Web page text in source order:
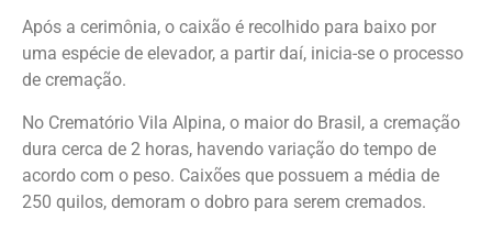
Após a cerimônia, o caixão é recolhido para baixo por
uma espécie de elevador, a partir daí, inicia-se o processo
de cremação.
No Crematório Vila Alpina, o maior do Brasil, a cremação
dura cerca de 2 horas, havendo variação do tempo de
acordo com o peso. Caixões que possuem a média de
250 quilos, demoram o dobro para serem cremados.